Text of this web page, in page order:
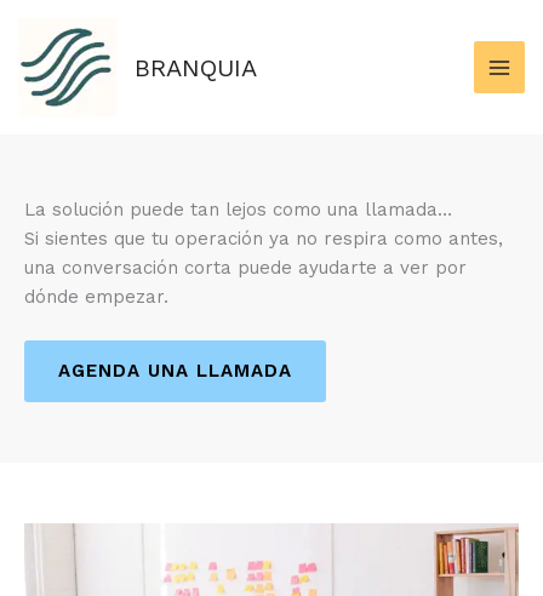
contenido
BRANQUIA
La solución puede tan lejos como una llamada…
Si sientes que tu operación ya no respira como antes,
una conversación corta puede ayudarte a ver por
dónde empezar.
AGENDA UNA LLAMADA